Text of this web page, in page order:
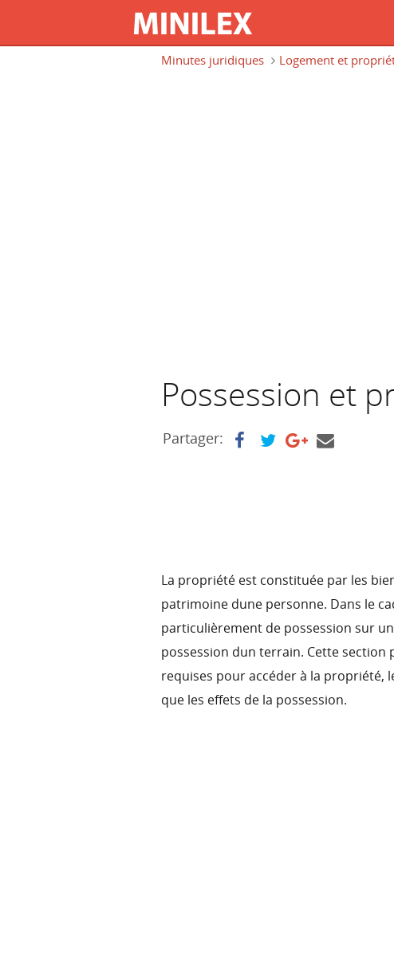
Aller au contenu principal
Minutes juridiques Logement et
Possession et
Partager:
La propriété est constituée par les
patrimoine dune personne. Dans le
particulièrement de possession sur
possession dun terrain. Cette
requises pour accéder à la propriété,
que les effets de la possession.